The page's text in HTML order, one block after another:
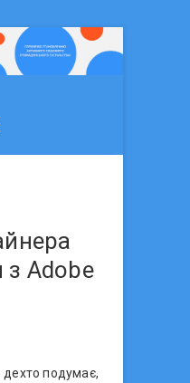
з Adobe
подумає,